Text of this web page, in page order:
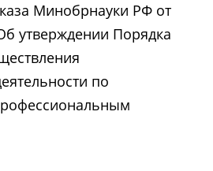
Минобрнауки РФ от
утверждении Порядка
по